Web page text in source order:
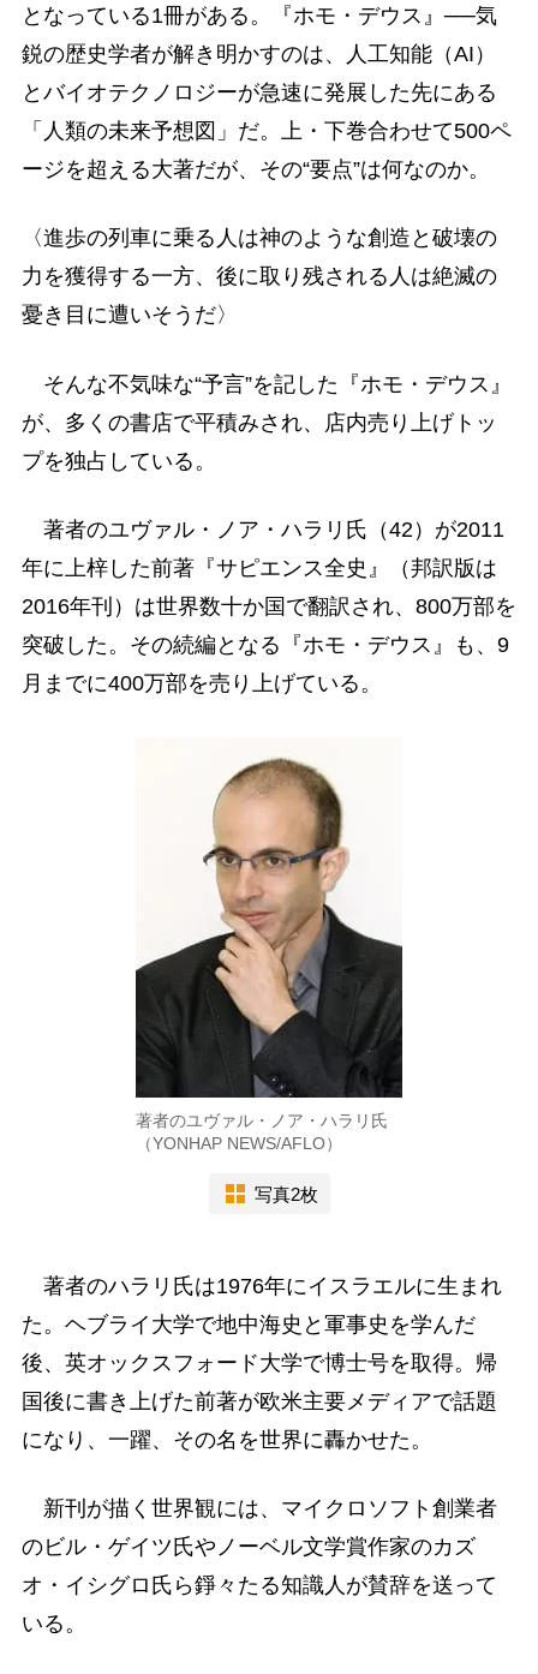
となっている1冊がある。『ホモ・デウス』──気
鋭の歴史学者が解き明かすのは、人工知能（AI）
とバイオテクノロジーが急速に発展した先にある
「人類の未来予想図」だ。上・下巻合わせて500ペ
ージを超える大著だが、その“要点”は何なのか。
〈進歩の列車に乗る人は神のような創造と破壊の
力を獲得する一方、後に取り残される人は絶滅の
憂き目に遭いそうだ〉
そんな不気味な“予言”を記した『ホモ・デウス』
が、多くの書店で平積みされ、店内売り上げトッ
プを独占している。
著者のユヴァル・ノア・ハラリ氏（42）が2011
年に上梓した前著『サピエンス全史』（邦訳版は
2016年刊）は世界数十か国で翻訳され、800万部を
突破した。その続編となる『ホモ・デウス』も、9
月までに400万部を売り上げている。
著者のユヴァル・ノア・ハラリ氏
（YONHAP NEWS/AFLO）
写真2枚
著者のハラリ氏は1976年にイスラエルに生まれ
た。ヘブライ大学で地中海史と軍事史を学んだ
後、英オックスフォード大学で博士号を取得。帰
国後に書き上げた前著が欧米主要メディアで話題
になり、一躍、その名を世界に轟かせた。
新刊が描く世界観には、マイクロソフト創業者
のビル・ゲイツ氏やノーベル文学賞作家のカズ
オ・イシグロ氏ら錚々たる知識人が賛辞を送って
いる。